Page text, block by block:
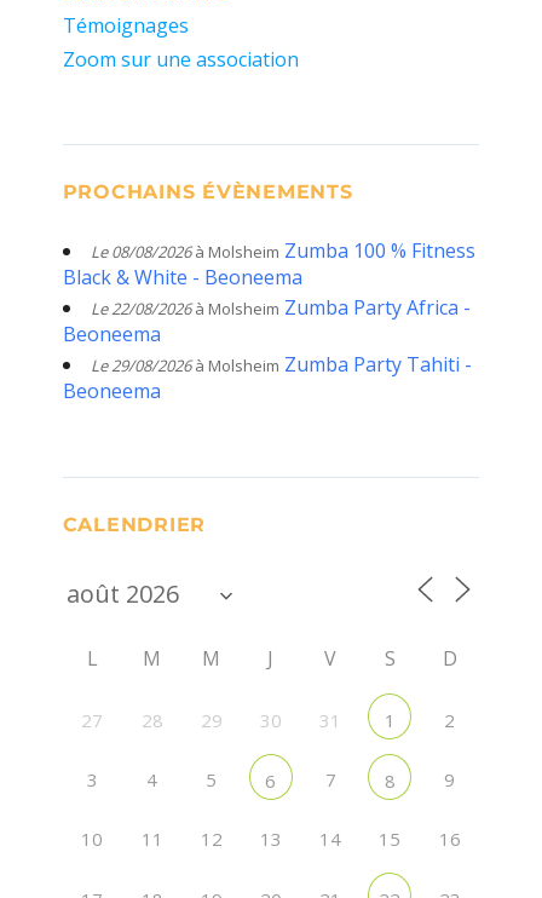
Témoignages
Zoom sur une association
PROCHAINS ÉVÈNEMENTS
Le 08/08/2026à Molsheim Zumba 100 % Fitness
Black & White - Beoneema
Le 22/08/2026à Molsheim Zumba Party Africa -
Beoneema
Le 29/08/2026à Molsheim Zumba Party Tahiti -
Beoneema
CALENDRIER
L M M J V S D
27 28 29 30 31 1 2
3 4 5 6 7 8 9
10 11 12 13 14 15 16